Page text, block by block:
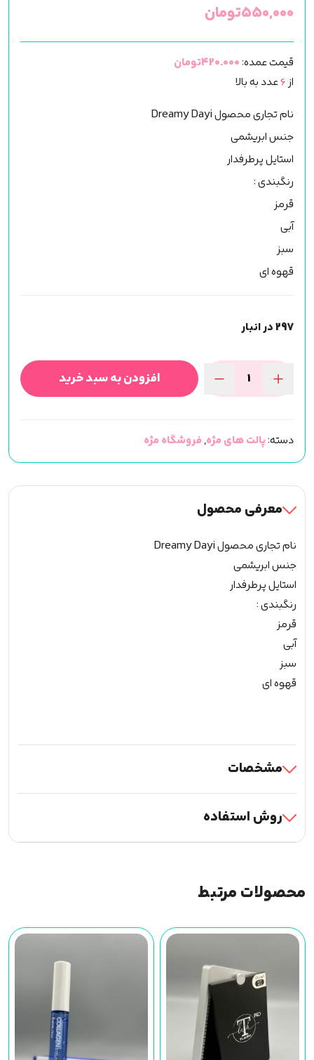
۵۵۰,۰۰۰تومان
قیمت عمده:420.000تومان
از6عدد به بالا
نام تجاری محصول Dreamy Dayi
جنس ابریشمی
استایل پرطرفدار
رنگبندی :
قرمز
آبی
سبز
قهوه ای
297 در انبار
پالت
Dreamy
Dayi
کد
A
افزودن به سبد خرید
دسته:پالت های مژه,فروشگاه مژه
معرفی محصول
نام تجاری محصول Dreamy Dayi
جنس ابریشمی
استایل پرطرفدار
رنگبندی :
قرمز
آبی
سبز
قهوه ای
مشخصات
روش استفاده
محصولات مرتبط